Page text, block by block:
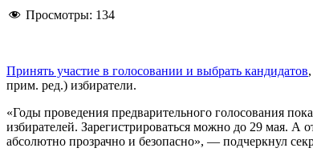
Просмотры: 134
Принять участие в голосовании и выбрать кандидатов
прим. ред.) избиратели.
«Годы проведения предварительного голосования
избирателей. Зарегистрироваться можно до 29 мая.
абсолютно прозрачно и безопасно», — подчеркнул